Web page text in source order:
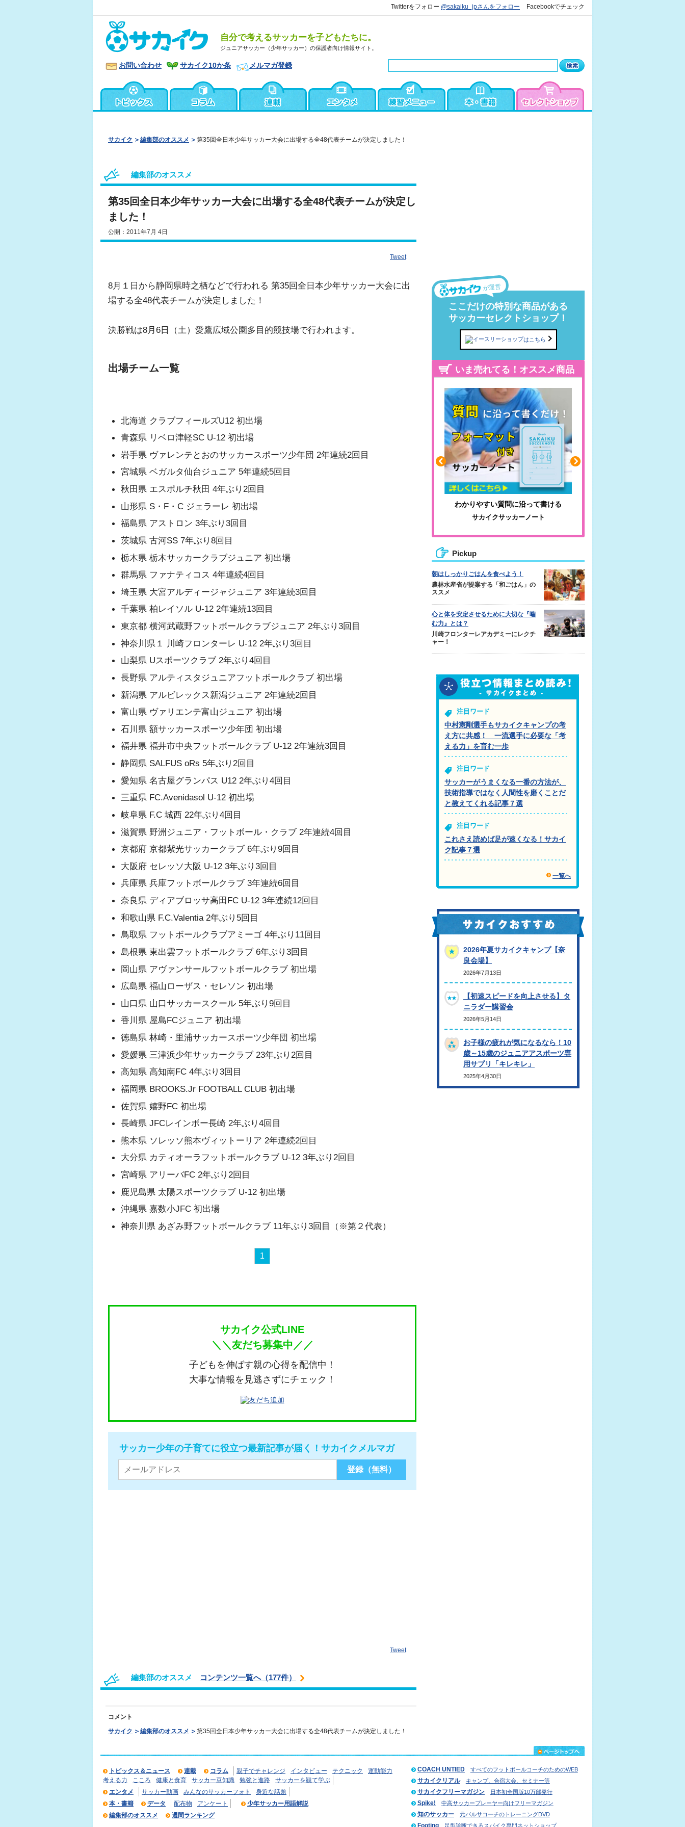
Twitterをフォロー @sakaiku_jpさんをフォロー Facebookでチェック
自分で考えるサッカーを子どもたちに。
ジュニアサッカー（少年サッカー）の保護者向け情報サイト。
お問い合わせ サカイク10か条 メルマガ登録
サカイク 編集部のオススメ 第35回全日本少年サッカー大会に出場する全48代表チームが決定しました！
編集部のオススメ
第35回全日本少年サッカー大会に出場する全48代表チームが決定し
ました！
公開：2011年7月 4日
Tweet
8月１日から静岡県時之栖などで行われる 第35回全日本少年サッカー大会に出
場する全48代表チームが決定しました！
決勝戦は8月6日（土）愛鷹広域公園多目的競技場で行われます。
出場チーム一覧
北海道 クラブフィールズU12 初出場
青森県 リベロ津軽SC U-12 初出場
岩手県 ヴァレンテとおのサッカースポーツ少年団 2年連続2回目
宮城県 ベガルタ仙台ジュニア 5年連続5回目
秋田県 エスポルチ秋田 4年ぶり2回目
山形県 S・F・C ジェラーレ 初出場
福島県 アストロン 3年ぶり3回目
茨城県 古河SS 7年ぶり8回目
栃木県 栃木サッカークラブジュニア 初出場
群馬県 ファナティコス 4年連続4回目
埼玉県 大宮アルディージャジュニア 3年連続3回目
千葉県 柏レイソル U-12 2年連続13回目
東京都 横河武蔵野フットボールクラブジュニア 2年ぶり3回目
神奈川県１ 川崎フロンターレ U-12 2年ぶり3回目
山梨県 Uスポーツクラブ 2年ぶり4回目
長野県 アルティスタジュニアフットボールクラブ 初出場
新潟県 アルビレックス新潟ジュニア 2年連続2回目
富山県 ヴァリエンテ富山ジュニア 初出場
石川県 額サッカースポーツ少年団 初出場
福井県 福井市中央フットボールクラブ U-12 2年連続3回目
静岡県 SALFUS oRs 5年ぶり2回目
愛知県 名古屋グランパス U12 2年ぶり4回目
三重県 FC.Avenidasol U-12 初出場
岐阜県 F.C 城西 22年ぶり4回目
滋賀県 野洲ジュニア・フットボール・クラブ 2年連続4回目
京都府 京都紫光サッカークラブ 6年ぶり9回目
大阪府 セレッソ大阪 U-12 3年ぶり3回目
兵庫県 兵庫フットボールクラブ 3年連続6回目
奈良県 ディアブロッサ高田FC U-12 3年連続12回目
和歌山県 F.C.Valentia 2年ぶり5回目
鳥取県 フットボールクラブアミーゴ 4年ぶり11回目
島根県 東出雲フットボールクラブ 6年ぶり3回目
岡山県 アヴァンサールフットボールクラブ 初出場
広島県 福山ローザス・セレソン 初出場
山口県 山口サッカースクール 5年ぶり9回目
香川県 屋島FCジュニア 初出場
徳島県 林崎・里浦サッカースポーツ少年団 初出場
愛媛県 三津浜少年サッカークラブ 23年ぶり2回目
高知県 高知南FC 4年ぶり3回目
福岡県 BROOKS.Jr FOOTBALL CLUB 初出場
佐賀県 嬉野FC 初出場
長崎県 JFCレインボー長崎 2年ぶり4回目
熊本県 ソレッソ熊本ヴィットーリア 2年連続2回目
大分県 カティオーラフットボールクラブ U-12 3年ぶり2回目
宮崎県 アリーバFC 2年ぶり2回目
鹿児島県 太陽スポーツクラブ U-12 初出場
沖縄県 嘉数小JFC 初出場
神奈川県 あざみ野フットボールクラブ 11年ぶり3回目（※第２代表）
1
サカイク公式LINE
＼＼友だち募集中／／
子どもを伸ばす親の心得を配信中！
大事な情報を見逃さずにチェック！
サッカー少年の子育てに役立つ最新記事が届く！サカイクメルマガ
Tweet
編集部のオススメ コンテンツ一覧へ（177件）
コメント
サカイク
編集部のオススメ 第35回全日本少年サッカー大会に出場する全48代表チームが決定しました！
が運営
ここだけの特別な商品がある
サッカーセレクトショップ！
はこちら
いま売れてる！オススメ商品
ふくらはぎの張りや疲れに
ジュニアレッグリカバリー
わかりやすい質問に沿って書ける
サカイクサッカーノート
Pickup
朝はしっかりごはんを食べよう！
農林水産省が提案する「和ごはん」の
ススメ
心と体を安定させるために大切な『噛
む力』とは？
川崎フロンターレアカデミーにレクチ
ャー！
注目ワード
中村憲剛選手もサカイクキャンプの考
え方に共感！ 一流選手に必要な「考
える力」を育む一歩
注目ワード
サッカーがうまくなる一番の方法が、
技術指導ではなく人間性を磨くことだ
と教えてくれる記事７選
注目ワード
これさえ読めば足が速くなる！サカイ
ク記事７選
一覧へ
2026年夏サカイクキャンプ【奈
良会場】
2026年7月13日
【初速スピードを向上させる】タ
ニラダー講習会
2026年5月14日
お子様の疲れが気になるなら！10
歳～15歳のジュニアアスポーツ専
用サプリ「キレキレ」
2025年4月30日
トピックス＆ニュース 連載 コラム 親子でチャレンジ インタビュー テクニック
運動能力
考える力
こころ 健康と食育 サッカー豆知識 勉強と進路
サッカーを観て学ぶ
エンタメ
サッカー動画 みんなのサッカーフォト
身近な話題
本・書籍
データ 配布物 アンケート
少年サッカー用語解説
編集部のオススメ
週間ランキング
COACH UNTIED すべてのフットボールコーチのためのWEB
サカイクリアル キャンプ、合宿大会、セミナー等
サカイクフリーマガジン 日本初全国版10万部発行
Spike! 中高サッカープレーヤー向けフリーマガジン
知のサッカー 元バルサコーチのトレーニングDVD
足型診断できるスパイク専門ネットショップ